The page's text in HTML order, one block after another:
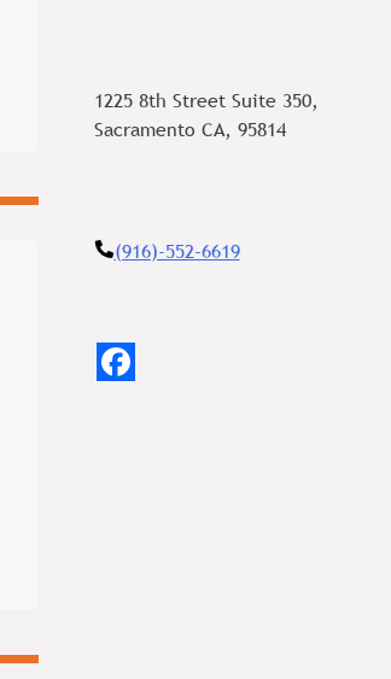
1225 8th Street Suite 350,
Sacramento CA, 95814
(916)-552-6619